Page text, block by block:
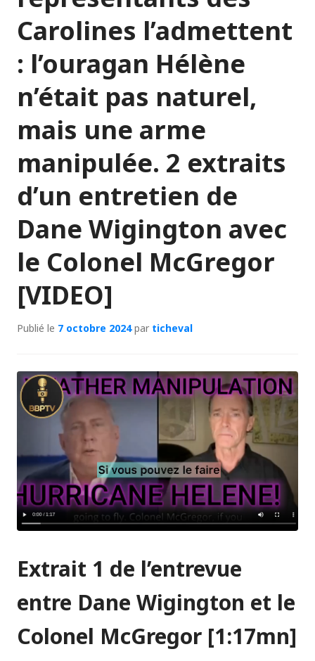
Carolines l’admettent
: l’ouragan Hélène
n’était pas naturel,
mais une arme
manipulée. 2 extraits
d’un entretien de
Dane Wigington avec
le Colonel McGregor
[VIDEO]
Publié le 7 octobre 2024par ticheval
Extrait 1 de l’entrevue
entre Dane Wigington et le
Colonel McGregor [1:17mn]